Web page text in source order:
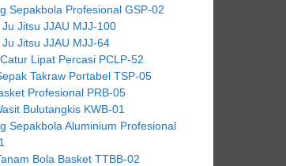
Sepakbola Profesional GSP-02
Jitsu JJAU MJJ-100
Jitsu JJAU MJJ-64
Lipat Percasi PCLP-52
Takraw Portabel TSP-05
Profesional PRB-05
Bulutangkis KWB-01
Sepakbola Aluminium Profesional
Bola Basket TTBB-02